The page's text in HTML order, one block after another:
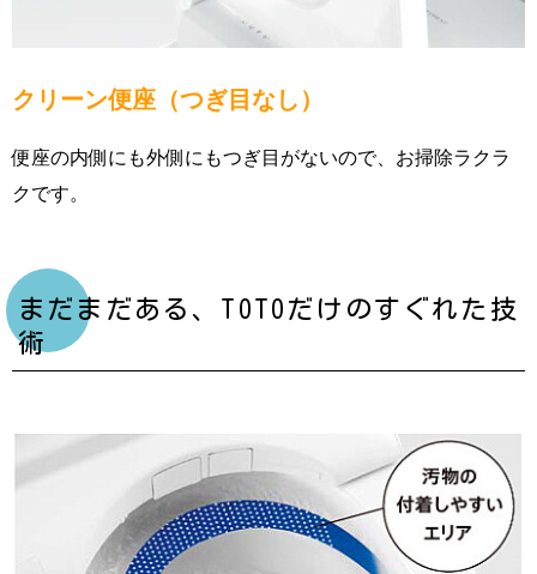
クリーン便座（つぎ目なし）
便座の内側にも外側にもつぎ目がないので、お掃除ラクラ
クです。
まだまだある、TOTOだけのすぐれた技
術